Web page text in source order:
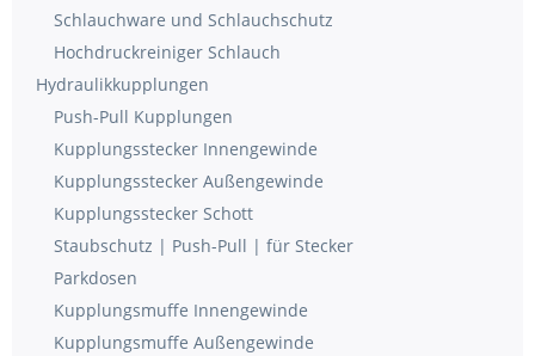
Schlauchware und Schlauchschutz
Hochdruckreiniger Schlauch
Hydraulikkupplungen
Push-Pull Kupplungen
Kupplungsstecker Innengewinde
Kupplungsstecker Außengewinde
Kupplungsstecker Schott
Staubschutz | Push-Pull | für Stecker
Parkdosen
Kupplungsmuffe Innengewinde
Kupplungsmuffe Außengewinde